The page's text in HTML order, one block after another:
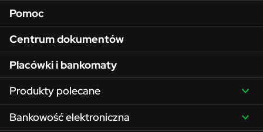
Pomoc
Centrum dokumentów
Placówki i bankomaty
Produkty polecane
Bankowość elektroniczna